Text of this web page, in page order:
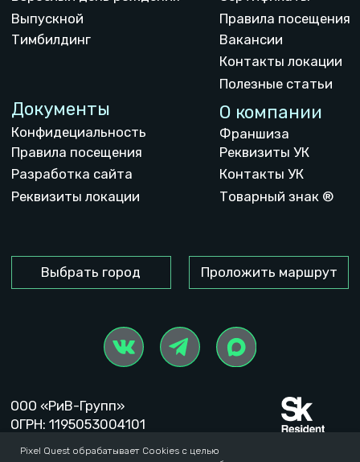
Pixel Quest обрабатывает Cookies с целью